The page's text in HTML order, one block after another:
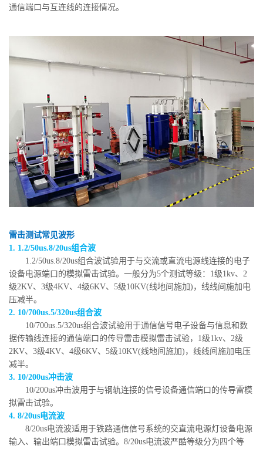
通信端口与互连线的连接情况。
雷击测试常见波形
1. 1.2/50us.8/20us组合波
1.2/50us.8/20us组合波试验用于与交流或直流电源线连接的电子
设备电源端口的模拟雷击试验。一般分为5个测试等级：1级1kv、2
级2KV、3级4KV、4级6KV、5级10KV(线地间施加)，线线间施加电
压减半。
2. 10/700us.5/320us组合波
10/700us.5/320us组合波试验用于通信信号电子设备与信息和数
据传输线连接的通信端口的传导雷击模拟雷击试验，1级1kv、2级
2KV、3级4KV、4级6KV、5级10KV(线地间施加)，线线间施加电压
减半。
3. 10/200us冲击波
10/200us冲击波用于与钢轨连接的信号设备通信端口的传导雷模
拟雷击试验。
4. 8/20us电流波
8/20us电流波适用于铁路通信信号系统的交直流电源灯设备电源
输入、输出端口模拟雷击试验。8/20us电流波严酷等级分为四个等